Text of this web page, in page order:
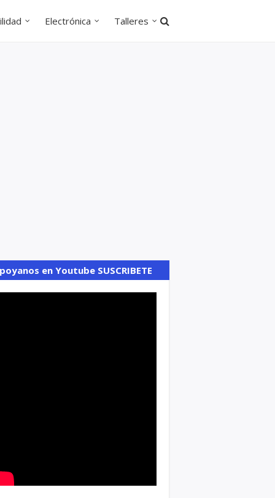
Electrónica Talleres
en Youtube SUSCRIBETE